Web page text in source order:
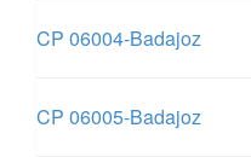
CP 06004-Badajoz
CP 06005-Badajoz